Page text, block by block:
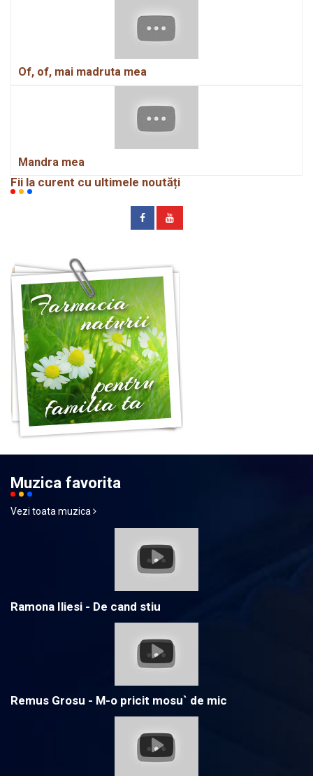
Of, of, mai madruta mea
Mandra mea
Fii la curent cu ultimele noutăți
Muzica favorita
Vezi toata muzica
Ramona Iliesi - De cand stiu
Remus Grosu - M-o pricit mosu` de mic